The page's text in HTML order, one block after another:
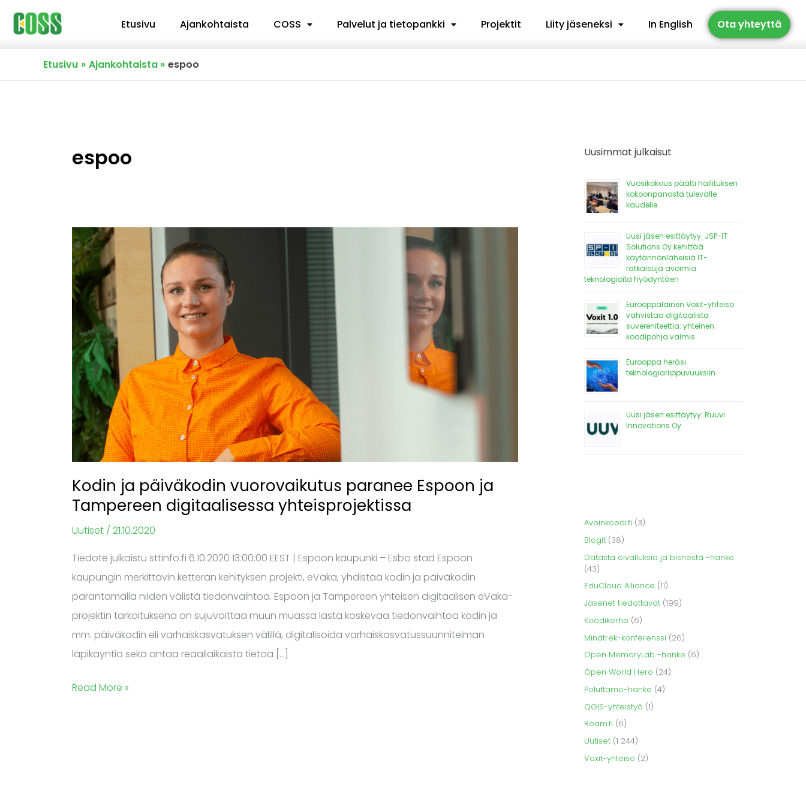
Siirry
sisältöön
Etusivu Ajankohtaista COSS Palvelut ja tietopankki Projektit Liity jäseneksi In English Ota yhteyttä
Etusivu Ajankohtaista espoo
espoo
Kodin ja päiväkodin vuorovaikutus paranee Espoon ja
Tampereen digitaalisessa yhteisprojektissa
Uutiset / 21.10.2020
Tiedote julkaistu sttinfo.fi 6.10.2020 13:00:00 EEST | Espoon kaupunki – Esbo stad Espoon
kaupungin merkittävin ketterän kehityksen projekti, eVaka, yhdistää kodin ja päiväkodin
parantamalla niiden välistä tiedonvaihtoa. Espoon ja Tampereen yhteisen digitaalisen eVaka-
projektin tarkoituksena on sujuvoittaa muun muassa lasta koskevaa tiedonvaihtoa kodin ja
mm. päiväkodin eli varhaiskasvatuksen välillä, digitalisoida varhaiskasvatussuunnitelman
läpikäyntiä sekä antaa reaaliaikaista tietoa […]
Kodin
ja
päiväkodin
vuorovaikutus
paranee
Espoon
ja
Tampereen
digitaalisessa
yhteisprojektissa
Read More »
Uusimmat julkaisut
Vuosikokous päätti hallituksen
kokoonpanosta tulevalle
kaudelle
Uusi jäsen esittäytyy: JSP-IT
Solutions Oy kehittää
käytännönläheisiä IT-
ratkaisuja avoimia
teknologioita hyödyntäen
Eurooppalainen Voxit-yhteisö
vahvistaa digitaalista
suvereniteettia: yhteinen
koodipohja valmis
Eurooppa heräsi
teknologiariippuvuuksiin
Uusi jäsen esittäytyy: Ruuvi
Innovations Oy
Avoinkoodi.fi (3)
Blogit (38)
Datasta oivalluksia ja bisnestä -hanke
(43)
EduCloud Alliance (11)
Jäsenet tiedottavat (199)
Koodikerho (6)
Mindtrek-konferenssi (26)
Open MemoryLab -hanke (6)
Open World Hero (24)
Poluttamo-hanke (4)
QGIS-yhteistyö (1)
Roam.fi (6)
Uutiset (1 244)
Voxit-yhteisö (2)